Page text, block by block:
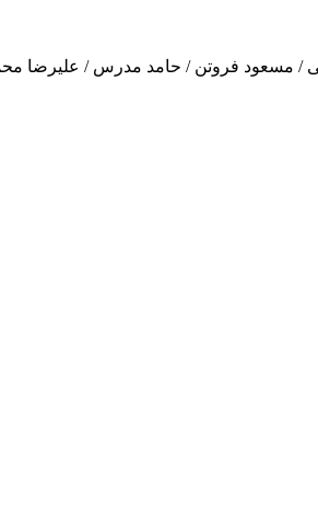
/ مسعود فروتن / حامد مدرس / علیرضا